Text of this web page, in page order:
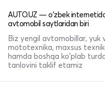
AUTO.UZ — o'zbek
avtomobil saytlaridan biri
Biz yengil avtomobillar,
mototexnika, maxsus
hamda boshqa ko'plab
tanlovini taklif etamiz